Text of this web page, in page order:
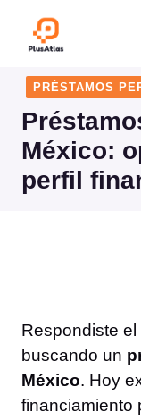
PRÉSTAMOS
México:
perfil
Respondiste
buscando un
México. Hoy
financiamiento